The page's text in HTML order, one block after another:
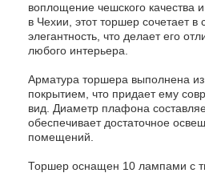
воплощение чешского качества
в Чехии, этот торшер сочетает в
элегантность, что делает его
любого интерьера.
Арматура торшера выполнена
покрытием, что придает ему
вид. Диаметр плафона
обеспечивает достаточное
помещений.
Торшер оснащен 10 лампами с